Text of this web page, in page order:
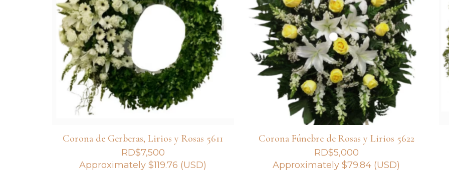
Corona de Gerberas, Lirios y Rosas 5611
RD$7,500
Approximately$119.76 (USD)
Corona Fúnebre de Rosas y Lirios 5622
RD$5,000
Approximately$79.84 (USD)